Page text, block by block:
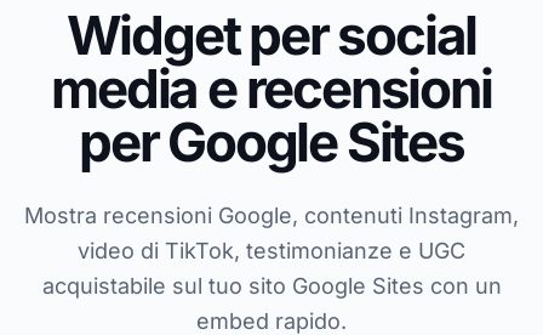
Widget per social
media e recensioni
per Google Sites
Mostra recensioni Google, contenuti Instagram,
video di TikTok, testimonianze e UGC
acquistabile sul tuo sito Google Sites con un
embed rapido.